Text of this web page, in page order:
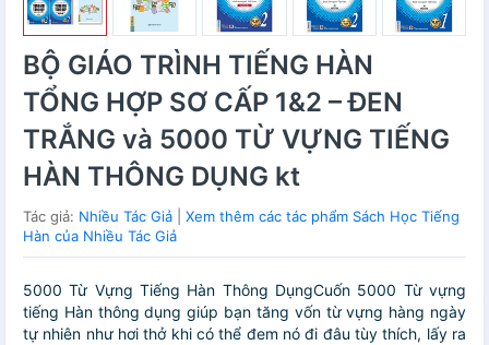
BỘ GIÁO TRÌNH TIẾNG HÀN
TỔNG HỢP SƠ CẤP 1&2 – ĐEN
TRẮNG và 5000 TỪ VỰNG TIẾNG
HÀN THÔNG DỤNG kt
Tác giả: Nhiều Tác Giả
Xem thêm các tác phẩm Sách Học Tiếng
Hàn của Nhiều Tác Giả
5000 Từ Vựng Tiếng Hàn Thông DụngCuốn 5000 Từ vựng
tiếng Hàn thông dụng giúp bạn tăng vốn từ vựng hàng ngày
tự nhiên như hơi thở khi có thể đem nó đi đâu tùy thích, lấy ra